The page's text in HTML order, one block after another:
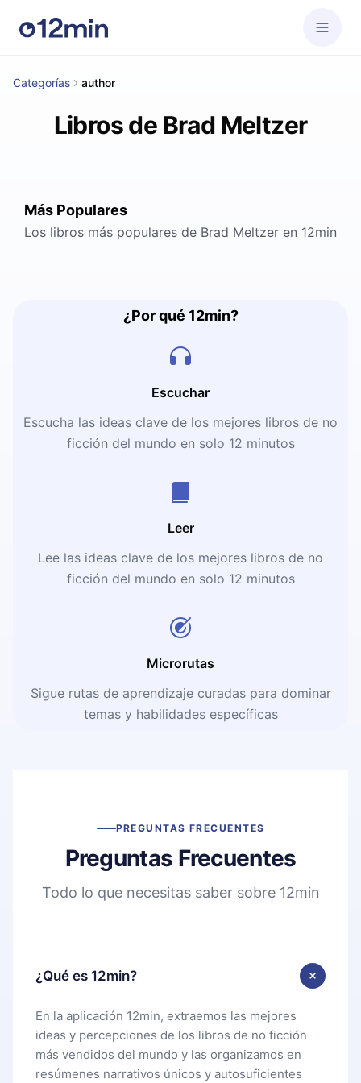
Categorías author
Libros de Brad Meltzer
Más Populares
Los libros más populares de Brad Meltzer en 12min
¿Por qué 12min?
Escuchar
Escucha las ideas clave de los mejores libros de no
ficción del mundo en solo 12 minutos
Leer
Lee las ideas clave de los mejores libros de no
ficción del mundo en solo 12 minutos
Microrutas
Sigue rutas de aprendizaje curadas para dominar
temas y habilidades específicas
PREGUNTAS FRECUENTES
Preguntas Frecuentes
Todo lo que necesitas saber sobre 12min
¿Qué es 12min?
En la aplicación 12min, extraemos las mejores
ideas y percepciones de los libros de no ficción
más vendidos del mundo y las organizamos en
resúmenes narrativos únicos y autosuficientes